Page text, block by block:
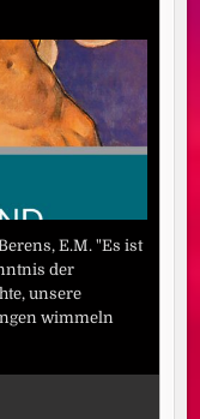
E.M. "Es ist
der
unsere
wimmeln